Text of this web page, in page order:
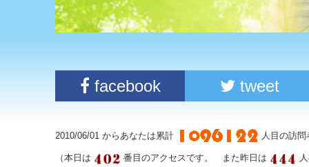
facebook tweet
2010/06/01 からあなたは累計 人目の訪
（本日は 番目のアクセスです。 また昨日は